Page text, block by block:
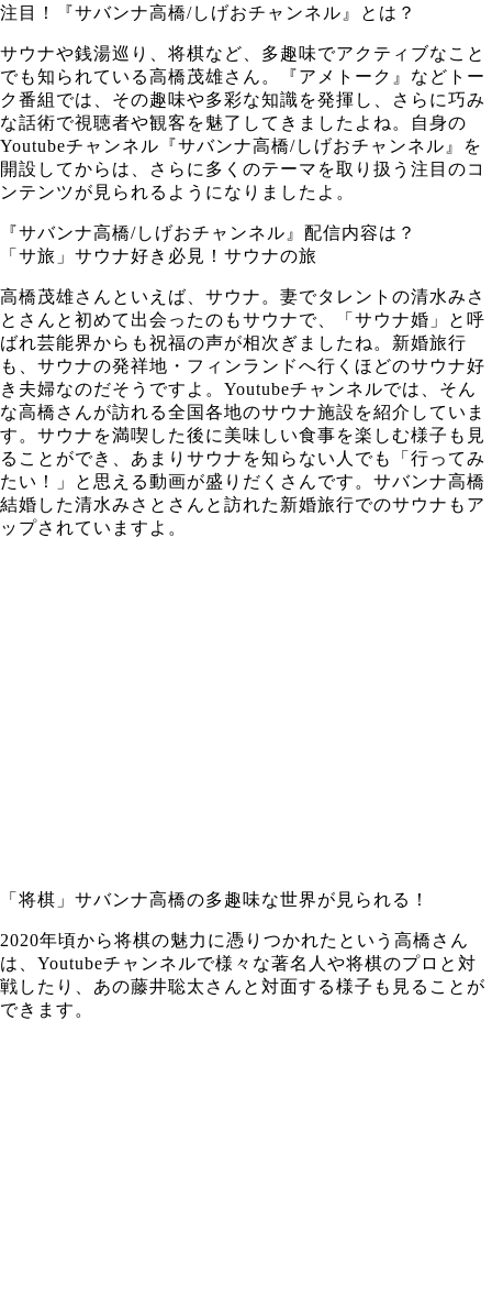
注目！『サバンナ高橋/しげおチャンネル』とは？
サウナや銭湯巡り、将棋など、多趣味でアクティブなこと
でも知られている高橋茂雄さん。『アメトーク』などトー
ク番組では、その趣味や多彩な知識を発揮し、さらに巧み
な話術で視聴者や観客を魅了してきましたよね。自身の
Youtubeチャンネル『サバンナ高橋/しげおチャンネル』を
開設してからは、さらに多くのテーマを取り扱う注目のコ
ンテンツが見られるようになりましたよ。
『サバンナ高橋/しげおチャンネル』配信内容は？
「サ旅」サウナ好き必見！サウナの旅
高橋茂雄さんといえば、サウナ。妻でタレントの清水みさ
とさんと初めて出会ったのもサウナで、「サウナ婚」と呼
ばれ芸能界からも祝福の声が相次ぎましたね。新婚旅行
も、サウナの発祥地・フィンランドへ行くほどのサウナ好
き夫婦なのだそうですよ。Youtubeチャンネルでは、そん
な高橋さんが訪れる全国各地のサウナ施設を紹介していま
す。サウナを満喫した後に美味しい食事を楽しむ様子も見
ることができ、あまりサウナを知らない人でも「行ってみ
たい！」と思える動画が盛りだくさんです。サバンナ高橋
結婚した清水みさとさんと訪れた新婚旅行でのサウナもア
ップされていますよ。
「将棋」サバンナ高橋の多趣味な世界が見られる！
2020年頃から将棋の魅力に憑りつかれたという高橋さん
は、Youtubeチャンネルで様々な著名人や将棋のプロと対
戦したり、あの藤井聡太さんと対面する様子も見ることが
できます。